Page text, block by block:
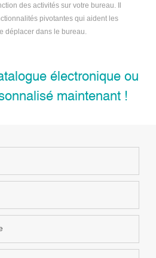
des activités sur votre bureau. Il
pivotantes qui aident les
déplacer dans le bureau.
électronique ou
maintenant !